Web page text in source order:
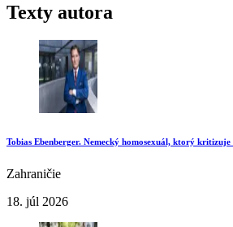
Texty autora
Tobias Ebenberger. Nemecký homosexuál, ktorý
Zahraničie
18. júl 2026